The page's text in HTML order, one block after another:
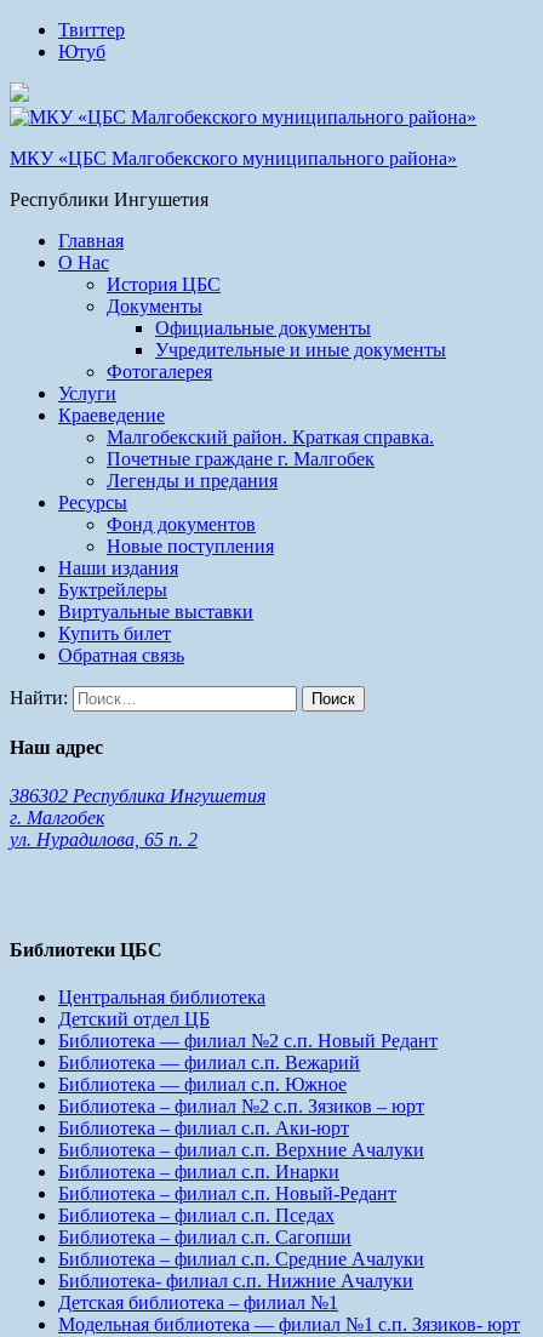
Твиттер
Ютуб
МКУ «ЦБС Малгобекского муниципального района»
Республики Ингушетия
Главная
О Нас
История ЦБС
Документы
Официальные документы
Учредительные и иные документы
Фотогалерея
Услуги
Краеведение
Малгобекский район. Краткая справка.
Почетные граждане г. Малгобек
Легенды и предания
Ресурсы
Фонд документов
Новые поступления
Наши издания
Буктрейлеры
Виртуальные выставки
Купить билет
Обратная связь
Найти:
Наш адрес
386302 Республика Ингушетия
г. Малгобек
ул. Нурадилова, 65 п. 2
Библиотеки ЦБС
Центральная библиотека
Детский отдел ЦБ
Библиотека — филиал №2 с.п. Новый Редант
Библиотека — филиал с.п. Вежарий
Библиотека — филиал с.п. Южное
Библиотека – филиал №2 с.п. Зязиков – юрт
Библиотека – филиал с.п. Аки-юрт
Библиотека – филиал с.п. Верхние Ачалуки
Библиотека – филиал с.п. Инарки
Библиотека – филиал с.п. Новый-Редант
Библиотека – филиал с.п. Пседах
Библиотека – филиал с.п. Сагопши
Библиотека – филиал с.п. Средние Ачалуки
Библиотека- филиал с.п. Нижние Ачалуки
Детская библиотека – филиал №1
Модельная библиотека — филиал №1 с.п. Зязиков- юрт